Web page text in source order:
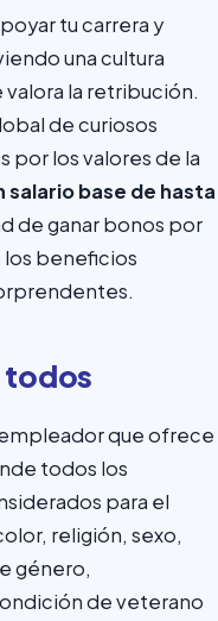
tu carrera y
una cultura
valora la retribución.
de curiosos
por los valores de la
salario base de hasta
de ganar bonos por
beneficios
todos
que ofrece
todos los
para el
religión, sexo,
género,
de veterano